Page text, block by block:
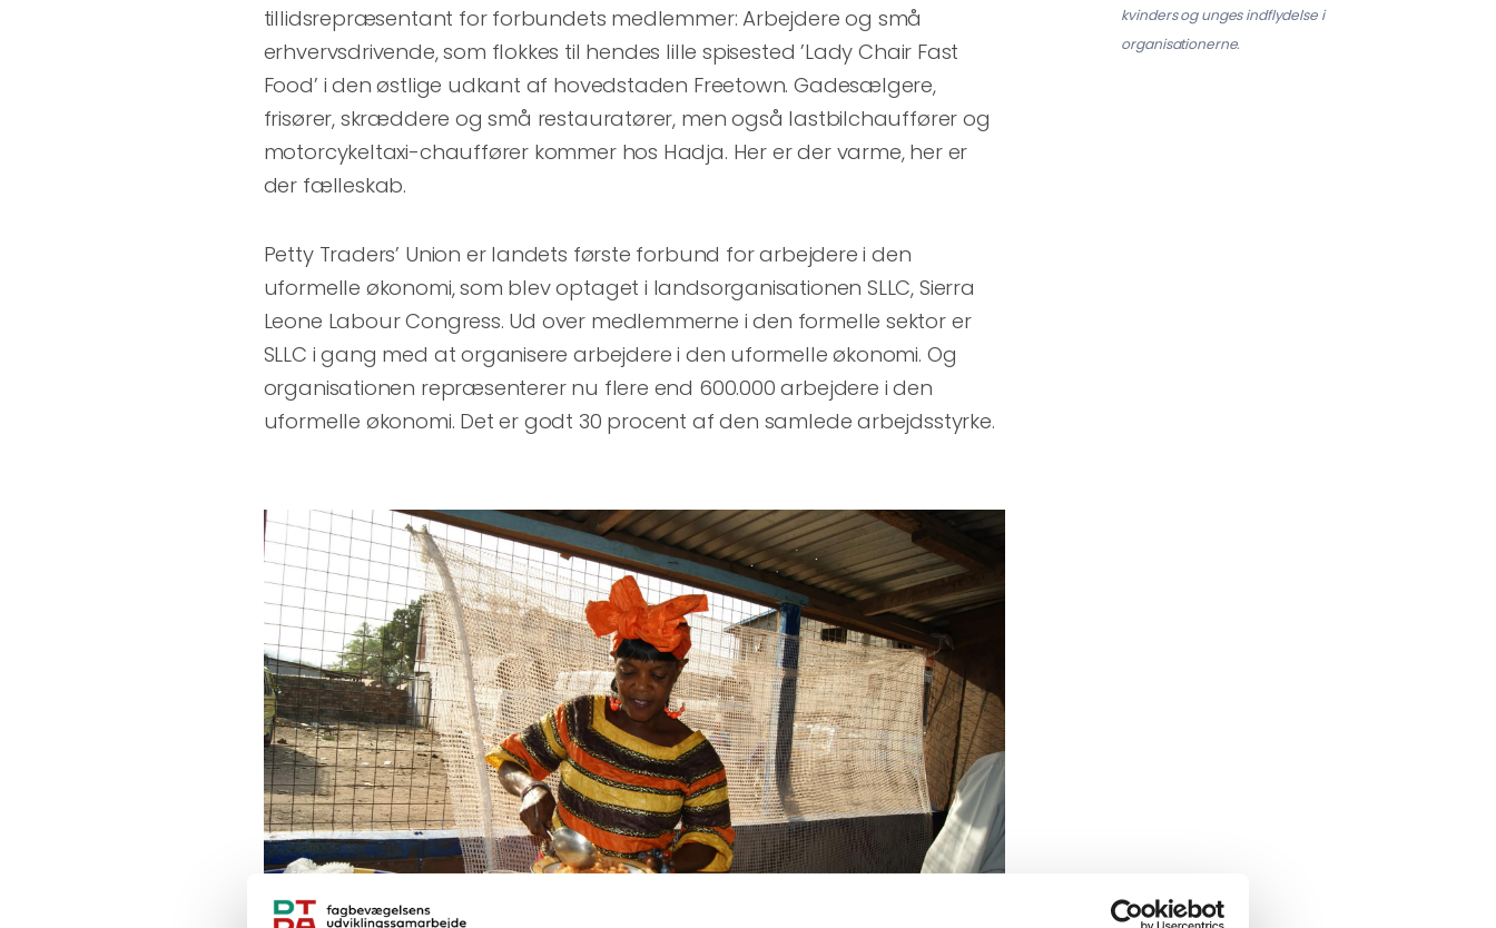
tillidsrepræsentant for forbundets medlemmer: Arbejdere og små
erhvervsdrivende, som flokkes til hendes lille spisested ’Lady Chair Fast
Food’ i den østlige udkant af hovedstaden Freetown. Gadesælgere,
frisører, skræddere og små restauratører, men også lastbilchauffører og
motorcykeltaxi-chauffører kommer hos Hadja. Her er der varme, her er
der fælleskab.
Petty Traders’ Union er landets første forbund for arbejdere i den
uformelle økonomi, som blev optaget i landsorganisationen SLLC, Sierra
Leone Labour Congress. Ud over medlemmerne i den formelle sektor er
SLLC i gang med at organisere arbejdere i den uformelle økonomi. Og
organisationen repræsenterer nu flere end 600.000 arbejdere i den
uformelle økonomi. Det er godt 30 procent af den samlede arbejdsstyrke.
kvinders og unges indflydelse i
organisationerne.